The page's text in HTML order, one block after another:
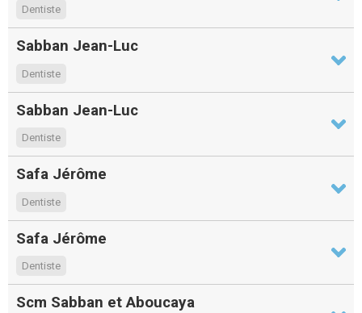
Dentiste
Sabban Jean-Luc
Dentiste
Sabban Jean-Luc
Dentiste
Safa Jérôme
Dentiste
Safa Jérôme
Dentiste
Scm Sabban et Aboucaya